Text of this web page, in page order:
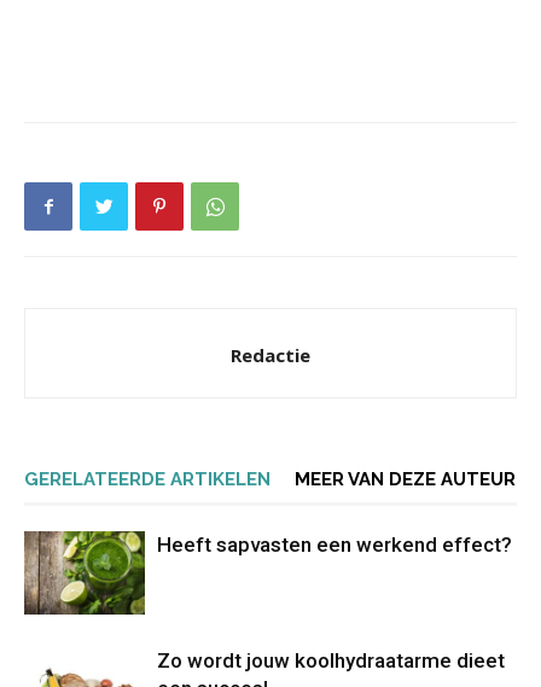
Redactie
GERELATEERDE ARTIKELEN MEER VAN DEZE AUTEUR
Heeft sapvasten een werkend effect?
Zo wordt jouw koolhydraatarme dieet